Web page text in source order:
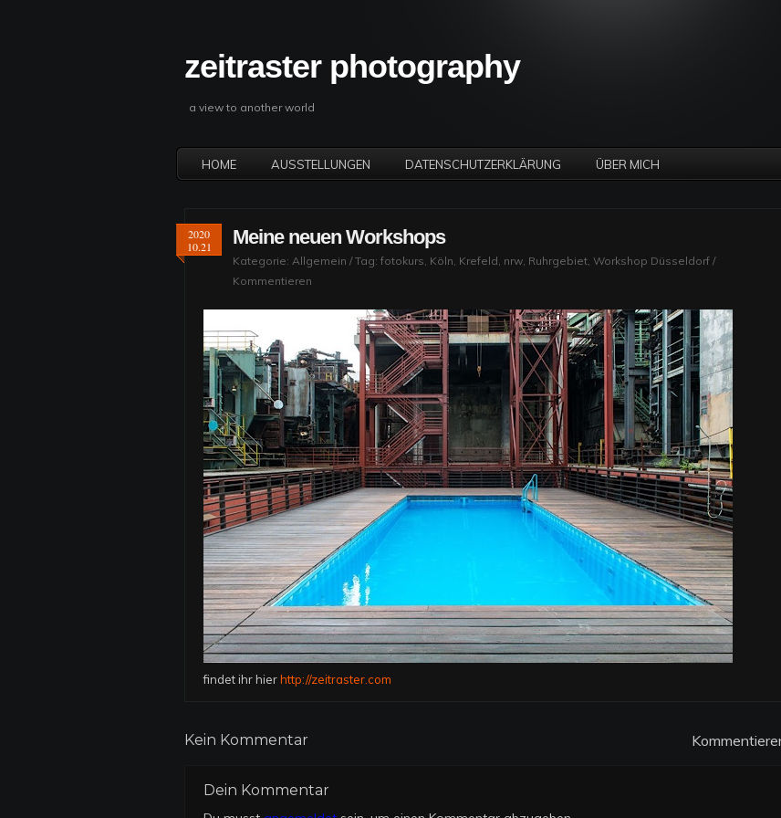
zeitraster photography
a view to another world
HOME AUSSTELLUNGEN DATENSCHUTZERKLÄRUNG ÜBER MICH
2020
10.21
Meine neuen Workshops
Kategorie: Allgemein / Tag: fotokurs, Köln, Krefeld, nrw, Ruhrgebiet, Workshop Düsseldorf /
Kommentieren
findet ihr hierhttp://zeitraster.com
Kein Kommentar
Dein Kommentar